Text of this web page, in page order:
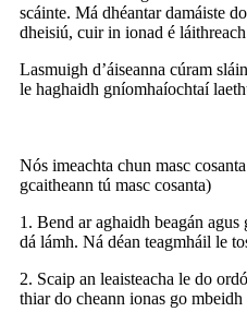
scáinte. Má dhéantar damáiste
dheisiú, cuir in ionad é
Lasmuigh d’áiseanna cúram
le haghaidh gníomhaíochtaí
Nós imeachta chun masc
gcaitheann tú masc cosanta)
1. Bend ar aghaidh beagán agus
dá lámh. Ná déan teagmháil le
2. Scaip an leaisteacha le do
thiar do cheann ionas go